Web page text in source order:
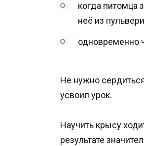
когда питомца
неё из
одновременно
Не нужно
усвоил урок.
Научить крысу
результате